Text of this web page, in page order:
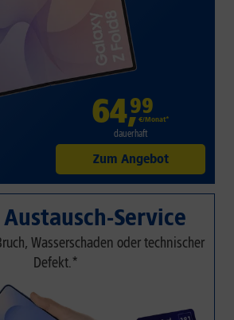
64,99
€/Monat*
dauerhaft
Zum Angebot
Service
Wasserschaden oder technischer
Defekt.*